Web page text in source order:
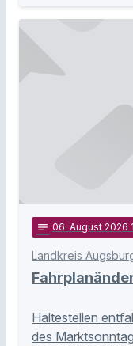
notes 06. August 2026
Landkreis
Haltestellen
des